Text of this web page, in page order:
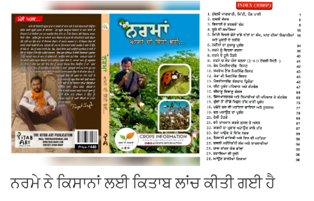
ਨਰਮੇ ਨੇ ਕਿਸਾਨਾਂ ਲਈ ਕਿਤਾਬ ਲਾਂਚ ਕੀਤੀ ਗਈ ਹੈ